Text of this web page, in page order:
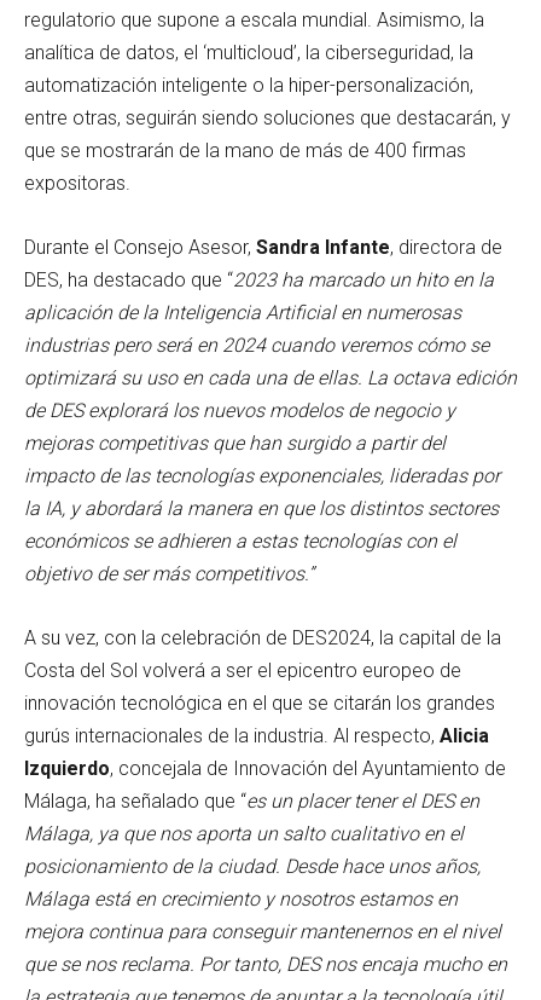
regulatorio que supone a escala mundial. Asimismo, la
analítica de datos, el ‘multicloud’, la ciberseguridad, la
automatización inteligente o la hiper-personalización,
entre otras, seguirán siendo soluciones que destacarán, y
que se mostrarán de la mano de más de 400 firmas
expositoras.
Durante el Consejo Asesor, Sandra Infante, directora de
DES, ha destacado que “2023 ha marcado un hito en la
aplicación de la Inteligencia Artificial en numerosas
industrias pero será en 2024 cuando veremos cómo se
optimizará su uso en cada una de ellas. La octava edición
de DES explorará los nuevos modelos de negocio y
mejoras competitivas que han surgido a partir del
impacto de las tecnologías exponenciales, lideradas por
la IA, y abordará la manera en que los distintos sectores
económicos se adhieren a estas tecnologías con el
objetivo de ser más competitivos.”
A su vez, con la celebración de DES2024, la capital de la
Costa del Sol volverá a ser el epicentro europeo de
innovación tecnológica en el que se citarán los grandes
gurús internacionales de la industria. Al respecto, Alicia
Izquierdo, concejala de Innovación del Ayuntamiento de
Málaga, ha señalado que “es un placer tener el DES en
Málaga, ya que nos aporta un salto cualitativo en el
posicionamiento de la ciudad. Desde hace unos años,
Málaga está en crecimiento y nosotros estamos en
mejora continua para conseguir mantenernos en el nivel
que se nos reclama. Por tanto, DES nos encaja mucho en